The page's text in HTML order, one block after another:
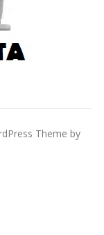
Theme by